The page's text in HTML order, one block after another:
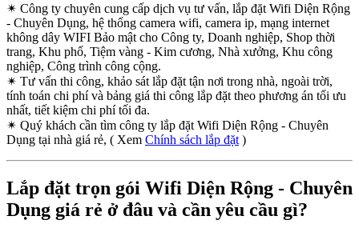
✴ Công ty chuyên cung cấp dịch vụ tư vấn, lắp đặt Wifi Diện Rộng
- Chuyên Dụng, hệ thống camera wifi, camera ip, mạng internet
không dây WIFI Bảo mật cho Công ty, Doanh nghiệp, Shop thời
trang, Khu phố, Tiệm vàng - Kim cương, Nhà xưởng, Khu công
nghiệp, Công trình công cộng.
✴ Tư vấn thi công, khảo sát lắp đặt tận nơi trong nhà, ngoài trời,
tính toán chi phí và bảng giá thi công lắp đặt theo phương án tối ưu
nhất, tiết kiệm chi phí tối đa.
✴ Quý khách cần tìm công ty lắp đặt Wifi Diện Rộng - Chuyên
Dụng tại nhà giá rẻ, ( Xem Chính sách lắp đặt )
Lắp đặt trọn gói Wifi Diện Rộng - Chuyên
Dụng giá rẻ ở đâu và cần yêu cầu gì?